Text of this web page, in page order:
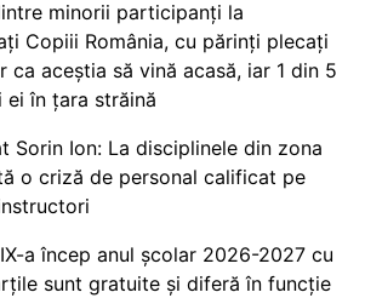
minorii participanți la
Copiii România, cu părinți plecați
ca aceștia să vină acasă, iar 1 din 5
ei în țara străină
Sorin Ion: La disciplinele din zona
o criză de personal calificat pe
a încep anul școlar 2026-2027 cu
sunt gratuite și diferă în funcție